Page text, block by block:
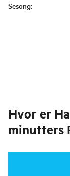
Sesong:
Hvor er
minutters